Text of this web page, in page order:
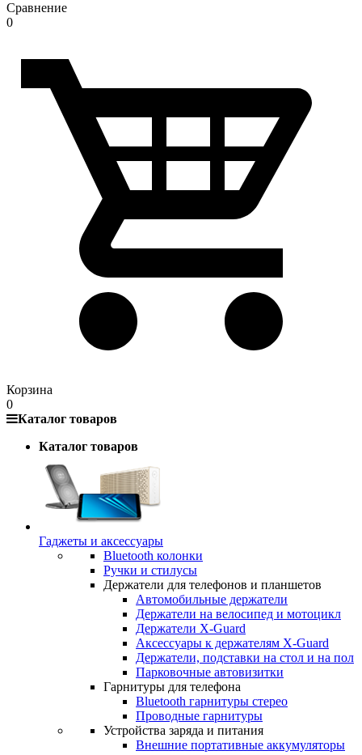
Сравнение
0
Корзина
0
Каталог товаров
Каталог товаров
Гаджеты и аксессуары
Bluetooth колонки
Ручки и стилусы
Держатели для телефонов и планшетов
Автомобильные держатели
Держатели на велосипед и мотоцикл
Держатели X-Guard
Аксессуары к держателям X-Guard
Держатели, подставки на стол и на пол
Парковочные автовизитки
Гарнитуры для телефона
Bluetooth гарнитуры стерео
Проводные гарнитуры
Устройства заряда и питания
Внешние портативные аккумуляторы